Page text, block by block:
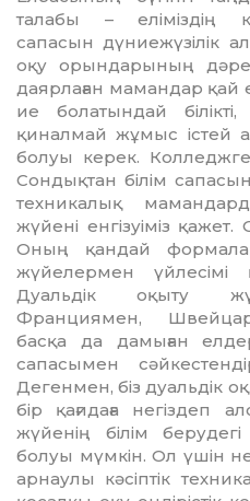
талабы – еліміздің
сапасын дүниежүзілік
оқу орындарының
даярлаған ма­мандар қай
ие болатындай
қиналмай жұ­мыс істей
болуы керек.
Сондықтан білім
тех­ни­ка­лық
жүйе­ні ен­гі­зуіміз
Оның қан­дай
жүйе­лермен
Дуальдік оқыту
Франциямен,
басқа да дамыған
сапасымен
Дегенмен, біз дуальдік
бір қағидаға негіздеп
жүйенің білім
болуы мүмкін. Ол үшін не
арнаулы кә­сіптік